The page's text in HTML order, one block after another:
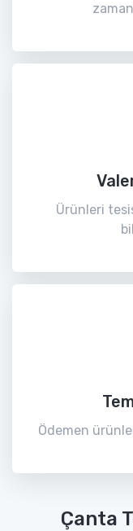
Ürünleri
Ödemen
Çanta